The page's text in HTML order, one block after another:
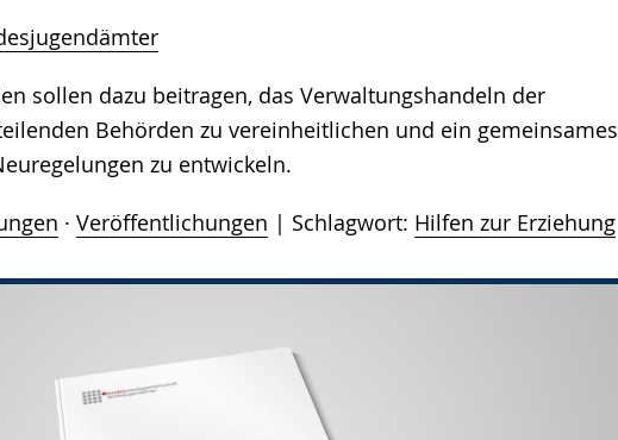
sollen dazu beitragen, das Verwaltungshandeln der
Behörden zu vereinheitlichen und ein gemeinsames
zu entwickeln.
· Veröffentlichungen Schlagwort: Hilfen zur Erziehung